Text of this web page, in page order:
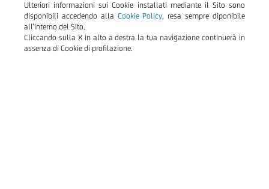
DownloadFID CONTO CORRENTE GENIUS BUDDY
Ulteriori informazioni sui Cookie installati mediante il Sito sono
disponibili accedendo alla Cookie Policy, resa sempre diponibile
all’interno del Sito.
Cliccando sulla X in alto a destra la tua navigazione continuerà in
assenza di Cookie di profilazione.